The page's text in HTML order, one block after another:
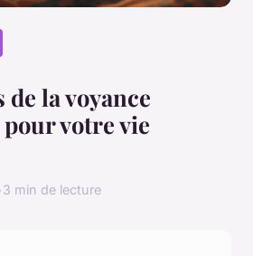
la voyance
votre vie
3 min de lecture